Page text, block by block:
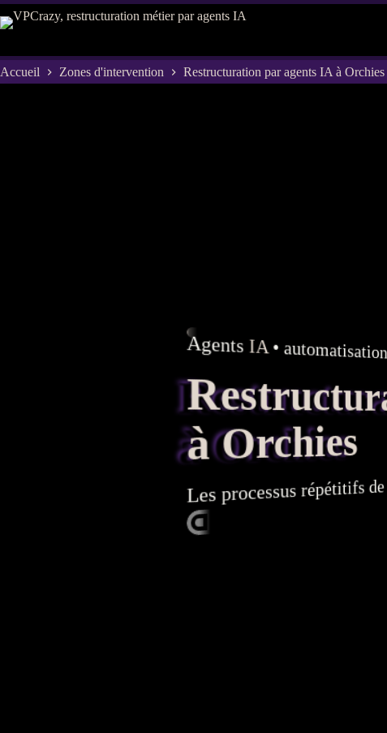
Passer
au
Accueil
Zones d'intervention Restructuration par agents IA à Orchies
Agents IA• automatisation
à Orchies
Les processusrépétitifs de